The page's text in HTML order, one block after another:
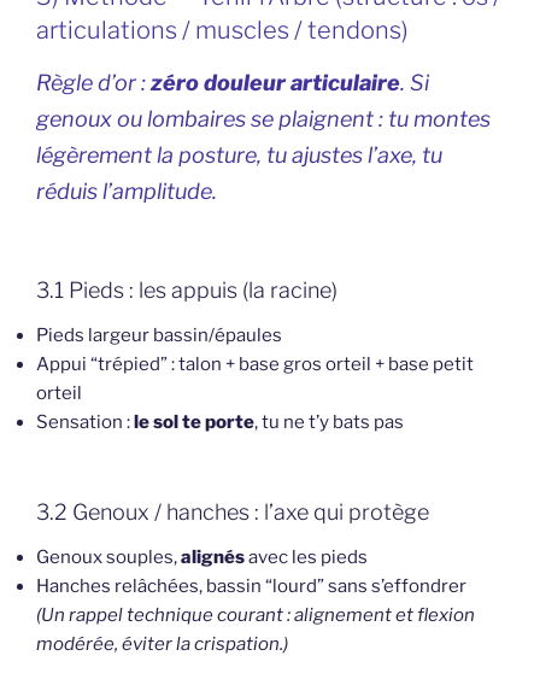
articulations / muscles / tendons)
Règle d’or :zéro douleur articulaire. Si
genoux ou lombaires se plaignent : tu montes
légèrement la posture, tu ajustes l’axe, tu
réduis l’amplitude.
3.1 Pieds : les appuis (la racine)
Pieds largeur bassin/épaules
Appui “trépied” : talon + base gros orteil + base petit
orteil
Sensation : le sol te porte, tu ne t’y bats pas
3.2 Genoux / hanches : l’axe qui protège
Genoux souples,alignésavec les pieds
Hanches relâchées, bassin “lourd” sans s’effondrer
(Un rappel technique courant : alignement et flexion
modérée, éviter la crispation.)